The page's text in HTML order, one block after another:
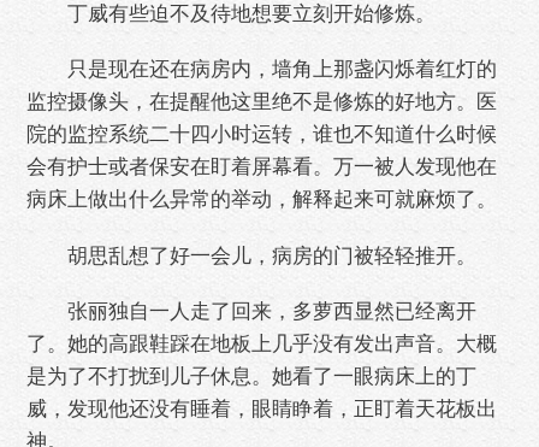
丁威有些迫不及待地想要立刻开始修炼。
只是现在还在病房内，墙角上那盏闪烁着红灯的
监控摄像头，在提醒他这里绝不是修炼的好地方。医
院的监控系统二十四小时运转，谁也不知道什么时候
会有护士或者保安在盯着屏幕看。万一被人发现他在
病床上做出什么异常的举动，解释起来可就麻烦了。
胡思乱想了好一会儿，病房的门被轻轻推开。
张丽独自一人走了回来，多萝西显然已经离开
了。她的高跟鞋踩在地板上几乎没有发出声音。大概
是为了不打扰到儿子休息。她看了一眼病床上的丁
威，发现他还没有睡着，眼睛睁着，正盯着天花板出
神。